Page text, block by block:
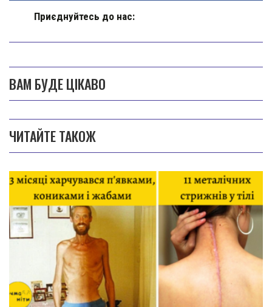
Приєднуйтесь до нас:
ВАМ БУДЕ ЦІКАВО
ЧИТАЙТЕ ТАКОЖ